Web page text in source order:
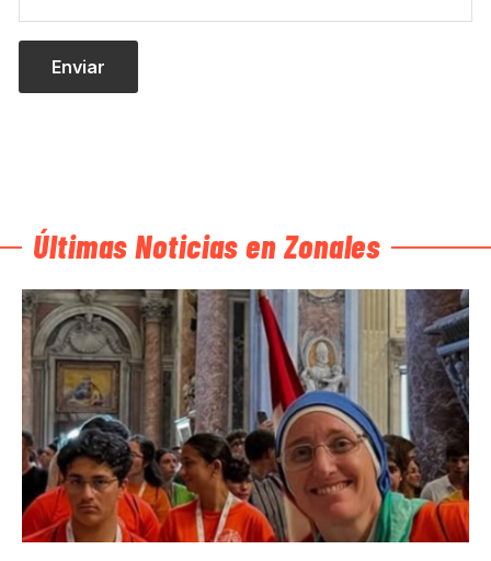
Últimas Noticias en Zonales